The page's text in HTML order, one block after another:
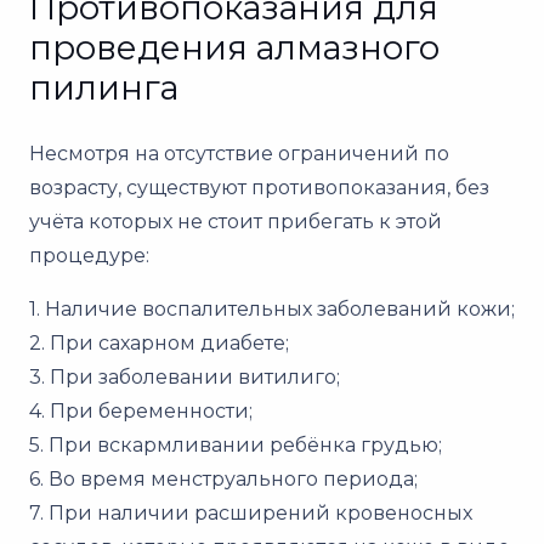
проведения алмазного
пилинга
Несмотря на отсутствие ограничений по
возрасту, существуют противопоказания, без
учёта которых не стоит прибегать к этой
процедуре:
1. Наличие воспалительных заболеваний кожи;
2. При сахарном диабете;
3. При заболевании витилиго;
4. При беременности;
5. При вскармливании ребёнка грудью;
6. Во время менструального периода;
7. При наличии расширений кровеносных